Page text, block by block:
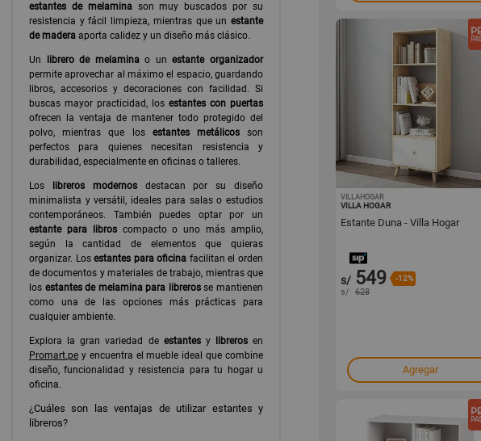
estantes de melaminason muy buscados por su
resistencia y fácil limpieza, mientras que un estante
de madera aporta calidez y un diseño más clásico.
Un librero de melaminao unestante organizador
permite aprovechar al máximo el espacio, guardando
libros, accesorios y decoraciones con facilidad. Si
buscas mayor practicidad, los estantes con puertas
ofrecen la ventaja de mantener todo protegido del
polvo, mientras que los estantes metálicosson
perfectos para quienes necesitan resistencia y
durabilidad, especialmente en oficinas o talleres.
Los libreros modernosdestacan por su diseño
minimalista y versátil, ideales para salas o estudios
contemporáneos. También puedes optar por un
estante para libroscompacto o uno más amplio,
según la cantidad de elementos que quieras
organizar. Losestantes para oficina facilitan el orden
de documentos y materiales de trabajo, mientras que
los estantes de melamina para librerosse mantienen
como una de las opciones más prácticas para
cualquier ambiente.
Explora la gran variedad de estantesy librerosen
Promart.pe y encuentra el mueble ideal que combine
diseño, funcionalidad y resistencia para tu hogar u
oficina.
¿Cuáles son las ventajas de utilizar estantes y
libreros?
VILLAHOGAR
VILLA HOGAR
Estante Duna - Villa Hogar
s/ 549 -12%
s/ 628
Agregar